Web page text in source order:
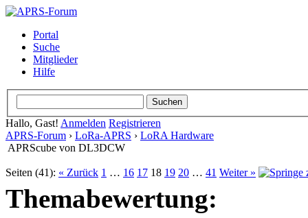
Portal
Suche
Mitglieder
Hilfe
Hallo, Gast! Anmelden Registrieren
APRS-Forum › LoRa-APRS › LoRA Hardware
APRScube von DL3DCW
Seiten (41): « Zurück 1 … 16 17 18 19 20 … 41 Weiter »
Themabewertung: